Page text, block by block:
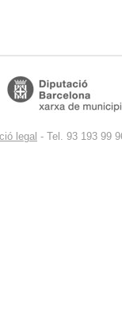
legal - Tel. 93 193 99